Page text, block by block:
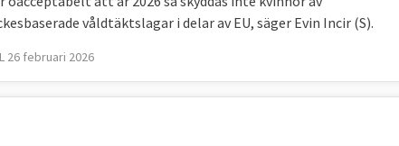
våldtäktslagar i delar av EU, säger Evin Incir (S).
26 februari 2026